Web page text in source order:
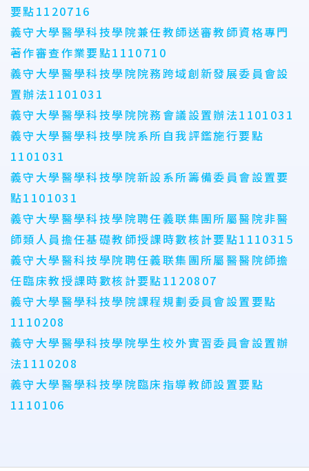
要點1120716
義守大學醫學科技學院兼任教師送審教師資格專門
著作審查作業要點1110710
義守大學醫學科技學院院務跨域創新發展委員會設
置辦法1101031
義守大學醫學科技學院院務會議設置辦法1101031
義守大學醫學科技學院系所自我評鑑施行要點
1101031
義守大學醫學科技學院新設系所籌備委員會設置要
點1101031
義守大學醫學科技學院聘任義联集團所屬醫院非醫
師類人員擔任基礎教師授課時數核計要點1110315
義守大學醫科技學院聘任義联集團所屬醫醫院師擔
任臨床教授課時數核計要點1120807
義守大學醫學科技學院課程規劃委員會設置要點
1110208
義守大學醫學科技學院學生校外實習委員會設置辦
法1110208
義守大學醫學科技學院臨床指導教師設置要點
1110106